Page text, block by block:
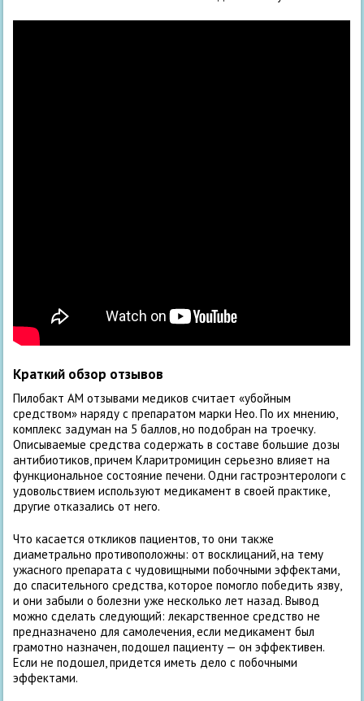
Краткий обзор отзывов
Пилобакт АМ отзывами медиков считает «убойным
средством» наряду с препаратом марки Нео. По их мнению,
комплекс задуман на 5 баллов, но подобран на троечку.
Описываемые средства содержать в составе большие дозы
антибиотиков, причем Кларитромицин серьезно влияет на
функциональное состояние печени. Одни гастроэнтерологи с
удовольствием используют медикамент в своей практике,
другие отказались от него.
Что касается откликов пациентов, то они также
диаметрально противоположны: от восклицаний, на тему
ужасного препарата с чудовищными побочными эффектами,
до спасительного средства, которое помогло победить язву,
и они забыли о болезни уже несколько лет назад. Вывод
можно сделать следующий: лекарственное средство не
предназначено для самолечения, если медикамент был
грамотно назначен, подошел пациенту — он эффективен.
Если не подошел, придется иметь дело с побочными
эффектами.